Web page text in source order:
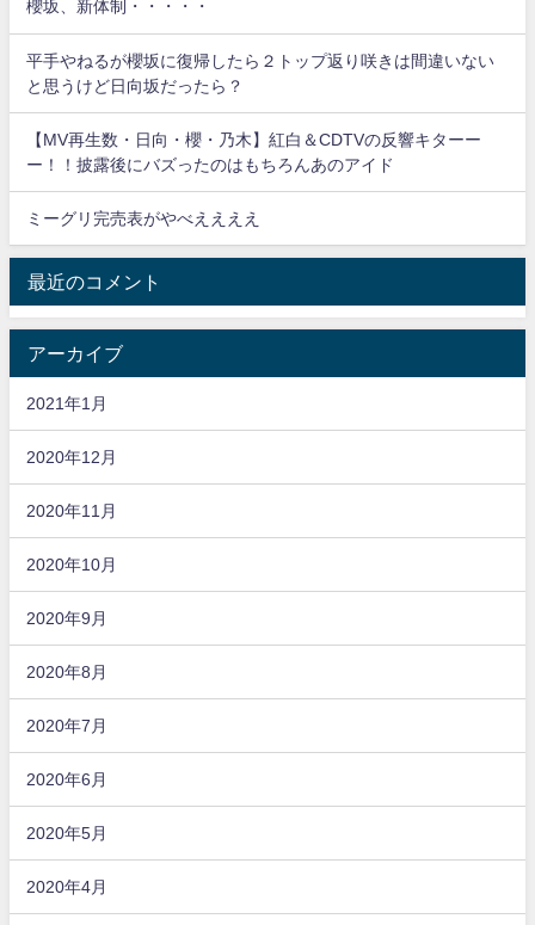
櫻坂、新体制・・・・・
平手やねるが櫻坂に復帰したら２トップ返り咲きは間違いない
と思うけど日向坂だったら？
【MV再生数・日向・櫻・乃木】紅白＆CDTVの反響キターー
ー！！披露後にバズったのはもちろんあのアイド
ミーグリ完売表がやべええええ
最近のコメント
アーカイブ
2021年1月
2020年12月
2020年11月
2020年10月
2020年9月
2020年8月
2020年7月
2020年6月
2020年5月
2020年4月